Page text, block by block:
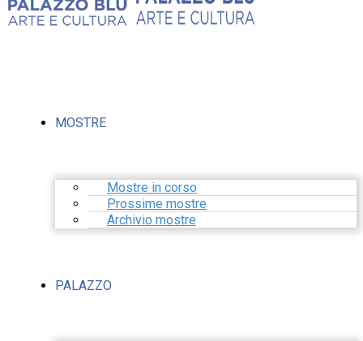
MOSTRE
Mostre in corso
Prossime mostre
Archivio mostre
PALAZZO